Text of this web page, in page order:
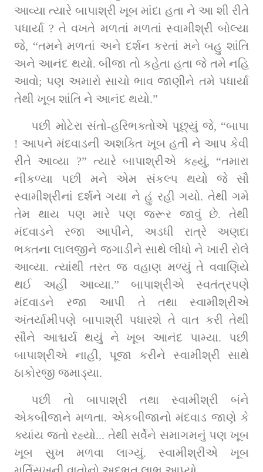
આવ્યા ત્યારે બાપાશ્રી ખૂબ માંદા હતા ને આ શી રીતે
પધાર્યા ? તે વખતે મળતાં મળતાં સ્વામીશ્રી બોલ્યા
જે, “તમને મળતાં અને દર્શન કરતાં મને બહુ શાંતિ
અને આનંદ થયો. બીજા તો કહેતા હતા જે તમે નહિ
આવો; પણ અમારો સાચો ભાવ જાણીને તમે પધાર્યા
તેથી ખૂબ શાંતિ ને આનંદ થયો.”
પછી મોટેરા સંતો-હરિભક્તોએ પૂછ્યું જે, “બાપા
! આપને મંદવાડની અશક્તિ ખૂબ હતી ને આપ કેવી
રીતે આવ્યા ?” ત્યારે બાપાશ્રીએ કહ્યું, “તમારા
નીકળ્યા પછી મને એમ સંકલ્પ થયો જે સૌ
સ્વામીશ્રીનાં દર્શને ગયા ને હું રહી ગયો. તેથી ગમે
તેમ થાય પણ મારે પણ જરૂર જાવું છે. તેથી
મંદવાડને રજા આપીને, અડધી રાત્રે અણદા
ભક્તના લાલજીને જગાડીને સાથે લીધો ને ખારી રોલે
આવ્યા. ત્યાંથી તરત જ વહાણ મળ્યું તે વવાણિયે
થઈ અહીં આવ્યા.” બાપાશ્રીએ સ્વતંત્રપણે
મંદવાડને રજા આપી તે તથા સ્વામીશ્રીએ
અંતર્યામીપણે બાપાશ્રી પધારશે તે વાત કરી તેથી
સૌને આશ્ચર્ય થયું ને ખૂબ આનંદ પામ્યા. પછી
બાપાશ્રીએ નાહી, પૂજા કરીને સ્વામીશ્રી સાથે
ઠાકોરજી જમાડ્યા.
પછી તો બાપાશ્રી તથા સ્વામીશ્રી બંને
એકબીજાને મળતા. એકબીજાનો મંદવાડ જાણે કે
ક્યાંય જતો રહ્યો... તેથી સર્વેને સમાગમનું પણ ખૂબ
ખૂબ સુખ મળવા લાગ્યું. સ્વામીશ્રીએ ખૂબ